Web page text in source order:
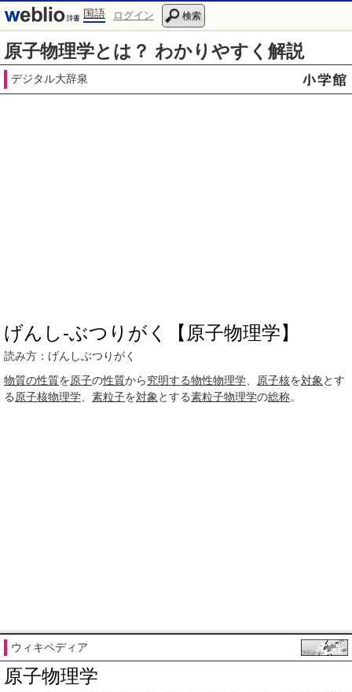
国語 ログイン 検索
原子物理学とは？ わかりやすく解説
デジタル大辞泉
げんし‐ぶつりがく【原子物理学】
読み方：げんしぶつりがく
物質の性質を原子の性質から究明する物性物理学 原子核を対象 とす
る 原子核物理学 素粒子を対象 とする素粒子物理学の総称。
ウィキペディア
原子物理学